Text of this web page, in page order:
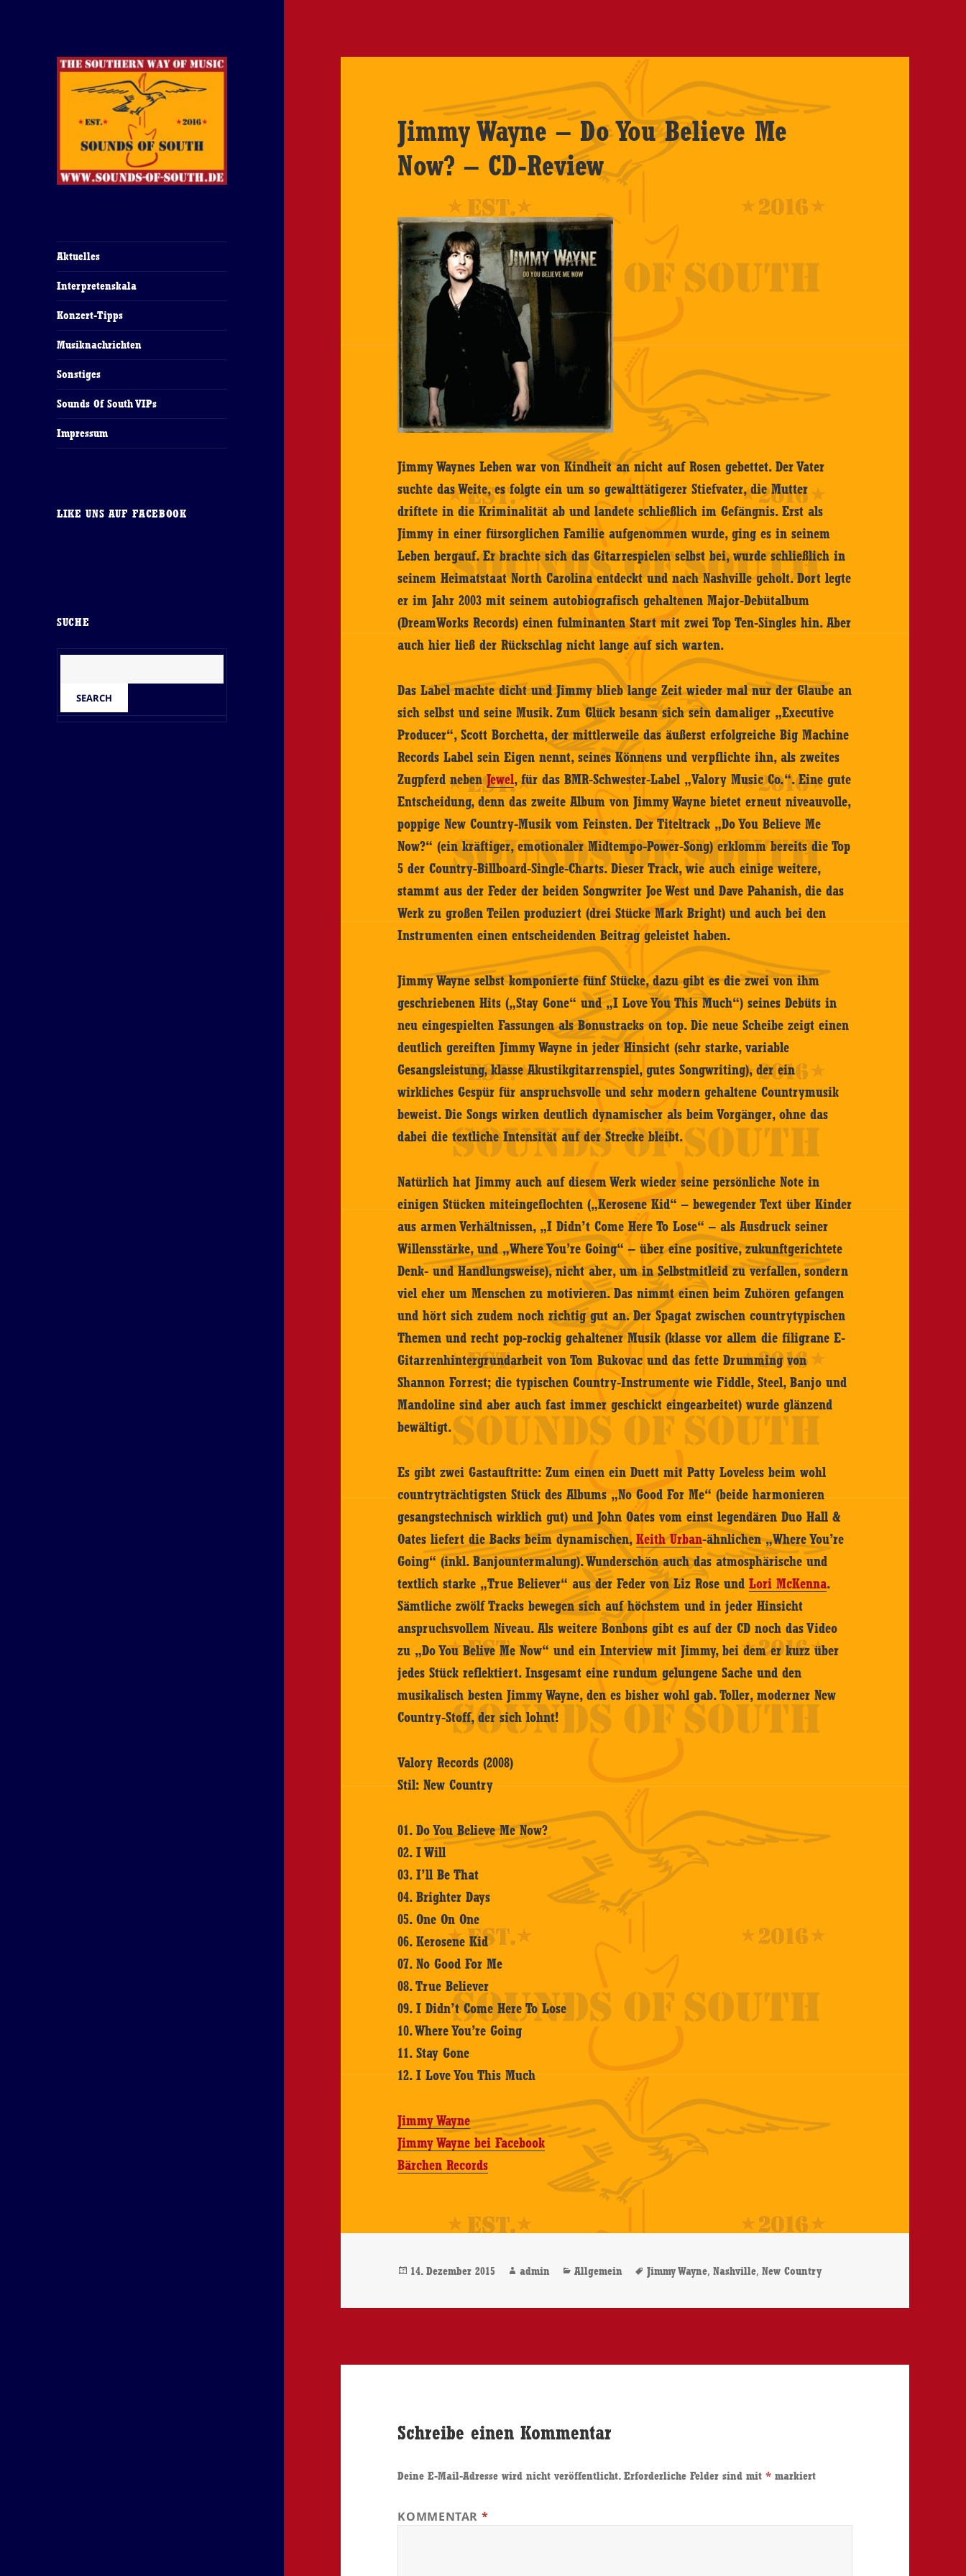
Aktuelles
Interpretenskala
Konzert-Tipps
Musiknachrichten
Sonstiges
Sounds Of South VIPs
Impressum
LIKE UNS AUF FACEBOOK
SUCHE
Jimmy Wayne – Do You Believe Me
Now? – CD-Review
Jimmy Waynes Leben war von Kindheit an nicht auf Rosen gebettet. Der Vater
suchte das Weite, es folgte ein um so gewalttätigerer Stiefvater, die Mutter
driftete in die Kriminalität ab und landete schließlich im Gefängnis. Erst als
Jimmy in einer fürsorglichen Familie aufgenommen wurde, ging es in seinem
Leben bergauf. Er brachte sich das Gitarrespielen selbst bei, wurde schließlich in
seinem Heimatstaat North Carolina entdeckt und nach Nashville geholt. Dort legte
er im Jahr 2003 mit seinem autobiografisch gehaltenen Major-Debütalbum
(DreamWorks Records) einen fulminanten Start mit zwei Top Ten-Singles hin. Aber
auch hier ließ der Rückschlag nicht lange auf sich warten.
Das Label machte dicht und Jimmy blieb lange Zeit wieder mal nur der Glaube an
sich selbst und seine Musik. Zum Glück besann sich sein damaliger „Executive
Producer“, Scott Borchetta, der mittlerweile das äußerst erfolgreiche Big Machine
Records Label sein Eigen nennt, seines Könnens und verpflichte ihn, als zweites
Zugpferd nebenJewel, für das BMR-Schwester-Label „Valory Music Co.“. Eine gute
Entscheidung, denn das zweite Album von Jimmy Wayne bietet erneut niveauvolle,
poppige New Country-Musik vom Feinsten. Der Titeltrack „Do You Believe Me
Now?“ (ein kräftiger, emotionaler Midtempo-Power-Song) erklomm bereits die Top
5 der Country-Billboard-Single-Charts. Dieser Track, wie auch einige weitere,
stammt aus der Feder der beiden Songwriter Joe West und Dave Pahanish, die das
Werk zu großen Teilen produziert (drei Stücke Mark Bright) und auch bei den
Instrumenten einen entscheidenden Beitrag geleistet haben.
Jimmy Wayne selbst komponierte fünf Stücke, dazu gibt es die zwei von ihm
geschriebenen Hits („Stay Gone“ und „I Love You This Much“) seines Debüts in
neu eingespielten Fassungen als Bonustracks on top. Die neue Scheibe zeigt einen
deutlich gereiften Jimmy Wayne in jeder Hinsicht (sehr starke, variable
Gesangsleistung, klasse Akustikgitarrenspiel, gutes Songwriting), der ein
wirkliches Gespür für anspruchsvolle und sehr modern gehaltene Countrymusik
beweist. Die Songs wirken deutlich dynamischer als beim Vorgänger, ohne das
dabei die textliche Intensität auf der Strecke bleibt.
Natürlich hat Jimmy auch auf diesem Werk wieder seine persönliche Note in
einigen Stücken miteingeflochten („Kerosene Kid“ – bewegender Text über Kinder
aus armen Verhältnissen, „I Didn’t Come Here To Lose“ – als Ausdruck seiner
Willensstärke, und „Where You’re Going“ – über eine positive, zukunftgerichtete
Denk- und Handlungsweise), nicht aber, um in Selbstmitleid zu verfallen, sondern
viel eher um Menschen zu motivieren. Das nimmt einen beim Zuhören gefangen
und hört sich zudem noch richtig gut an. Der Spagat zwischen countrytypischen
Themen und recht pop-rockig gehaltener Musik (klasse vor allem die filigrane E-
Gitarrenhintergrundarbeit von Tom Bukovac und das fette Drumming von
Shannon Forrest; die typischen Country-Instrumente wie Fiddle, Steel, Banjo und
Mandoline sind aber auch fast immer geschickt eingearbeitet) wurde glänzend
bewältigt.
Es gibt zwei Gastauftritte: Zum einen ein Duett mit Patty Loveless beim wohl
countryträchtigsten Stück des Albums „No Good For Me“ (beide harmonieren
gesangstechnisch wirklich gut) und John Oates vom einst legendären Duo Hall &
Oates liefert die Backs beim dynamischen,Keith Urban-ähnlichen „Where You’re
Going“ (inkl. Banjountermalung). Wunderschön auch das atmosphärische und
textlich starke „True Believer“ aus der Feder von Liz Rose und Lori McKenna.
Sämtliche zwölf Tracks bewegen sich auf höchstem und in jeder Hinsicht
anspruchsvollem Niveau. Als weitere Bonbons gibt es auf der CD noch das Video
zu „Do You Belive Me Now“ und ein Interview mit Jimmy, bei dem er kurz über
jedes Stück reflektiert. Insgesamt eine rundum gelungene Sache und den
musikalisch besten Jimmy Wayne, den es bisher wohl gab. Toller, moderner New
Country-Stoff, der sich lohnt!
Valory Records (2008)
Stil: New Country
01. Do You Believe Me Now?
02. I Will
03. I’ll Be That
04. Brighter Days
05. One On One
06. Kerosene Kid
07. No Good For Me
08. True Believer
09. I Didn’t Come Here To Lose
10. Where You’re Going
11. Stay Gone
12. I Love You This Much
Jimmy Wayne
Jimmy Wayne bei Facebook
Bärchen Records
Veröffentlicht
14. Dezember 2015 Autor
admin Kategorien
Allgemein Schlagwörter
Jimmy Wayne,Nashville,New Country
Schreibe einen Kommentar
Deine E-Mail-Adresse wird nicht veröffentlicht. Erforderliche Felder sind mit* markiert
KOMMENTAR *